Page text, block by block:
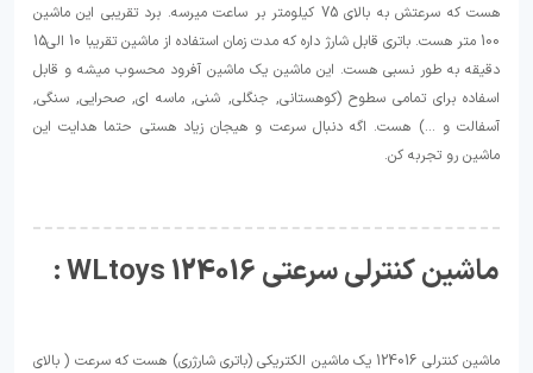
هست که سرعتش به بالای 75 کیلومتر بر ساعت میرسه. برد تقریبی این ماشین
100 متر هست. باتری قابل شارژ داره که مدت زمان استفاده از ماشین تقریبا 10 الی15
دقیقه به طور نسبی هست. این ماشین یک ماشین آفرود محسوب میشه و قابل
اسفاده برای تمامی سطوح (کوهستانی, جنگلی, شنی, ماسه ای, صحرایی, سنگی,
آسفالت و ...) هست. اگه دنبال سرعت و هیجان زیاد هستی حتما هدایت این
ماشین رو تجربه کن.
ماشین کنترلی سرعتی 124016 WLtoys :
ماشین کنترلی 124016 یک ماشین الکتریکی (باتری شارژری) هست که سرعت ( بالای